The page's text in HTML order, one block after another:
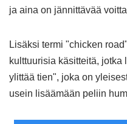
ja aina on jännittävää
Lisäksi termi "chicken
kulttuurisia käsitteitä,
ylittää tien", joka on
usein lisäämään peliin